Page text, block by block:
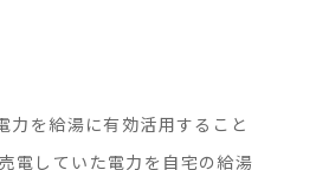
力を給湯に有効活用すること
電していた電力を自宅の給湯